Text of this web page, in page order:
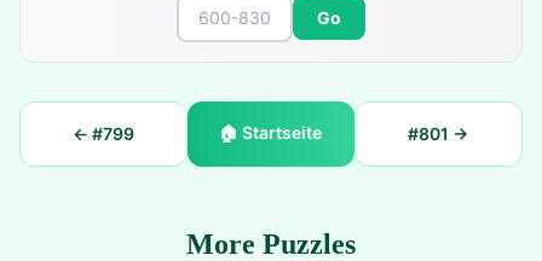
Go
← #799 🏠Startseite #801 →
More Puzzles